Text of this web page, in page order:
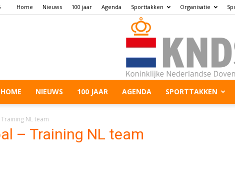
Home Nieuws 100 jaar Agenda Sporttakken Organisatie
HOME NIEUWS 100 JAAR AGENDA SPORTTAKKEN
NL team
– Training NL team